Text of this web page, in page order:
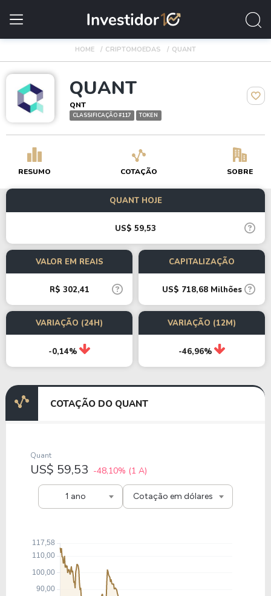
HOME CRIPTOMOEDAS QUANT
QUANT
QNT
CLASSIFICAÇÃO #117 TOKEN
RESUMO COTAÇÃO SOBRE
QUANT HOJE
US$ 59,53
VALOR EM REAIS
R$ 302,41
CAPITALIZAÇÃO
US$ 718,68 Milhões
VARIAÇÃO (24H)
-0,14%
VARIAÇÃO (12M)
-46,96%
COTAÇÃO DO QUANT
1 ano
Quant
US$ 59,53 -48,10% (1 A)
Cotação em dólares